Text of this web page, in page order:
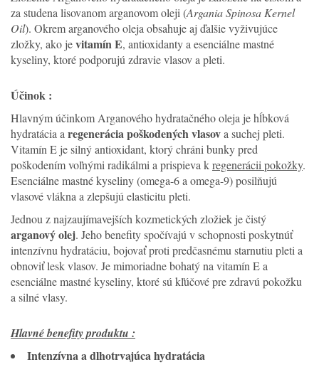
za studena lisovanom arganovom oleji (Argania Spinosa Kernel
Oil). Okrem arganového oleja obsahuje aj ďalšie vyživujúce
zložky, ako jevitamín E, antioxidanty a esenciálne mastné
kyseliny, ktoré podporujú zdravie vlasov a pleti.
Účinok :
Hlavným účinkom Arganového hydratačného oleja je hĺbková
hydratácia a regenerácia poškodených vlasova suchej pleti.
Vitamín E je silný antioxidant, ktorý chráni bunky pred
poškodením voľnými radikálmi a prispieva kregenerácii pokožky.
Esenciálne mastné kyseliny (omega-6 a omega-9) posilňujú
vlasové vlákna a zlepšujú elasticitu pleti.
Jednou z najzaujímavejších kozmetických zložiek je čistý
arganový olej. Jeho benefity spočívajú v schopnosti poskytnúť
intenzívnu hydratáciu, bojovať proti predčasnému starnutiu pleti a
obnoviť lesk vlasov. Je mimoriadne bohatý na vitamín E a
esenciálne mastné kyseliny, ktoré sú kľúčové pre zdravú pokožku
a silné vlasy.
Hlavné benefity produktu :
Intenzívna a dlhotrvajúca hydratácia